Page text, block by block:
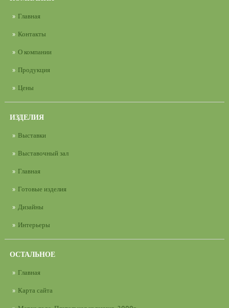
Главная
Контакты
О компании
Продукция
Цены
ИЗДЕЛИЯ
Выставки
Выставочный зал
Главная
Готовые изделия
Дизайны
Интерьеры
ОСТАЛЬНОЕ
Главная
Карта сайта